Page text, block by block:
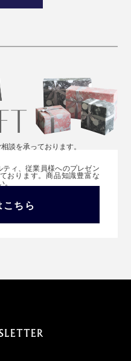
談を承っております。
ィ、従業員様へのプレゼン
おります。商品知識豊富な
。
ちら